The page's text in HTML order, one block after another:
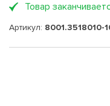
Товар
Артикул: 8001.3518010-